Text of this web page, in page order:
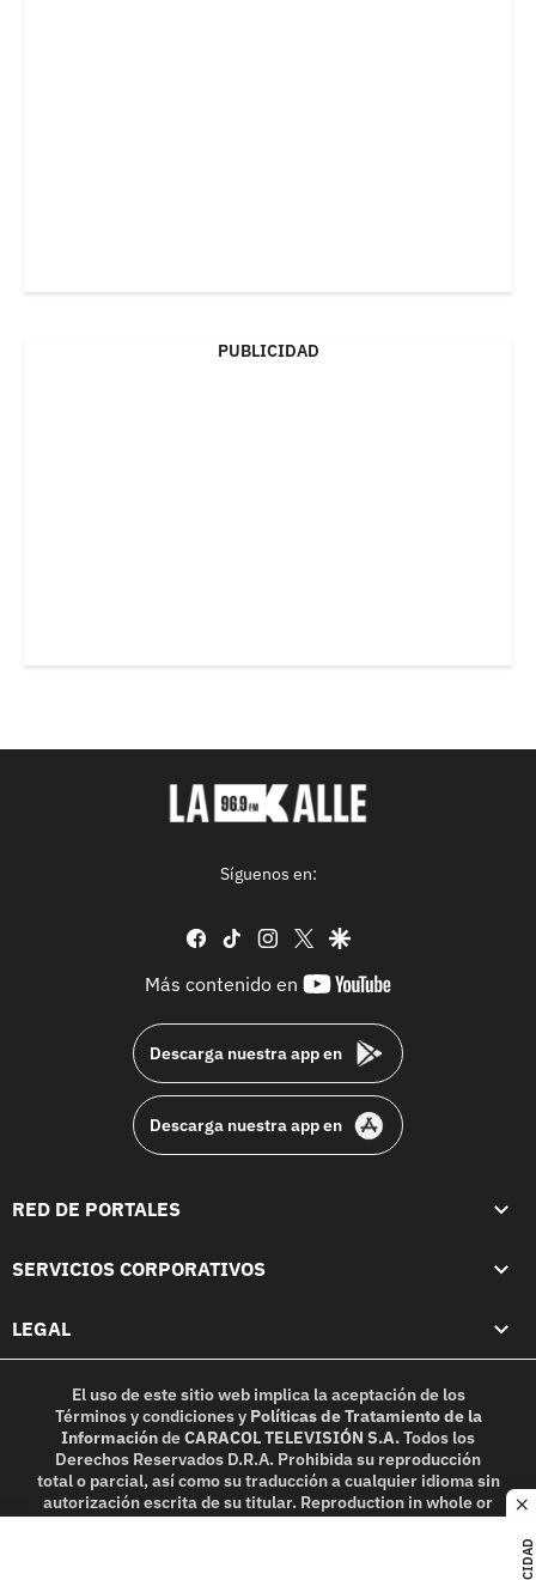
PUBLICIDAD
Síguenos en:
facebook
tiktok instagram
twittergoogle
Más contenido en
youtube-
Descarga nuestra app en
Descarga nuestra app en
RED DE PORTALES
SERVICIOS CORPORATIVOS
LEGAL
El uso de este sitio web implica la aceptación de los
Términos y condicionesy Políticas de Tratamiento de la
InformacióndeCARACOL TELEVISIÓN S.A.Todos los
Derechos Reservados D.R.A. Prohibida su reproducción
total o parcial, así como su traducción a cualquier idioma sin
autorización escrita de su titular. Reproduction in whole or
in part, or translation without written permission is